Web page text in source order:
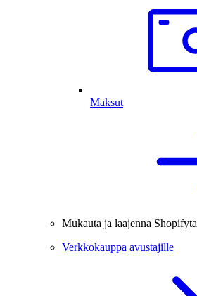
Maksut
Mukauta ja laajenna Shopifyta
Verkkokauppa avustajille